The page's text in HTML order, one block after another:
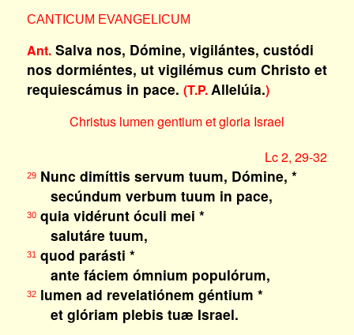
CANTICUM EVANGELICUM
Ant.Salva nos, Dómine, vigilántes, custódi
nos dormiéntes, ut vigilémus cum Christo et
requiescámus in pace. (T.P.Allelúia.)
Christus lumen gentium et gloria Israel
Lc 2, 29-32
29Nunc dimíttis servum tuum, Dómine, *
secúndum verbum tuum in pace,
30quia vidérunt óculi mei *
salutáre tuum,
31quod parásti *
ante fáciem ómnium populórum,
32lumen ad revelatiónem géntium *
et glóriam plebis tuæ Israel.